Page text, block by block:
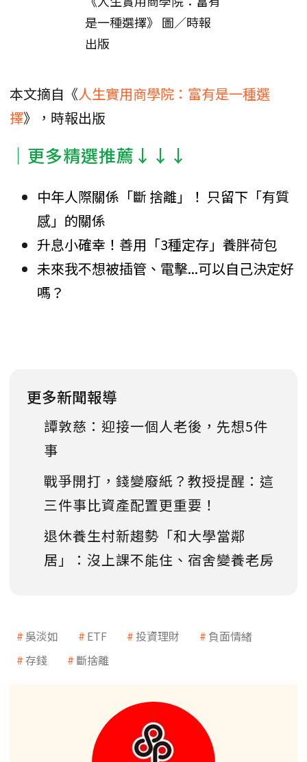
是一種選擇》 圖／時報
出版
本文摘自《人生實用商學院：富有是一種選
擇》，時報出版
│更多精選推薦↓↓↓
中年人際關係「斷 捨離」！ 只留下「有質
感」的關係
升息小確幸！善用「3種定存」養胖荷包
未來我不想被插管、電擊...可以自己決定好
嗎？
更多新聞報導
譚敦慈：迎接一個人老後，先想5件
事
戰爭開打，錢變廢紙？教授提醒：這
三件事比資產配置更重要！
退休養生村新趨勢「和大學當鄰
居」：沒上課不能住、宿舍變養老房
吳淡如 ETF 投資理財
負面情緒
存錢
斷捨離